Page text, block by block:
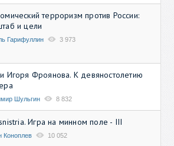
терроризм против России:
и цели
Гарифуллин 3 973
Игоря Фроянова. К девяностолетию
Шульгин 8 832
Игра на минном поле - III
Коноплев 10 052